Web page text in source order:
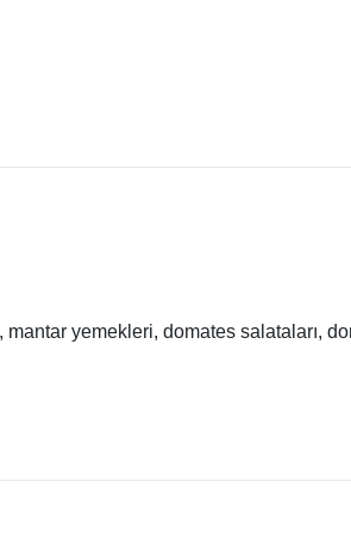
yemekleri, domates salataları,